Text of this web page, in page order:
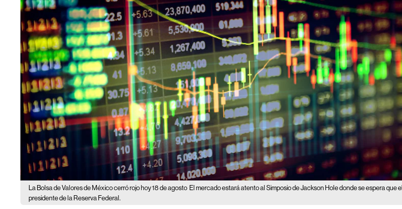
La Bolsa de Valores de México cerró rojo hoy 18 de agosto El mercado estará atento al Simposio de Jackson Hole donde se espera que el
presidente de la Reserva Federal.